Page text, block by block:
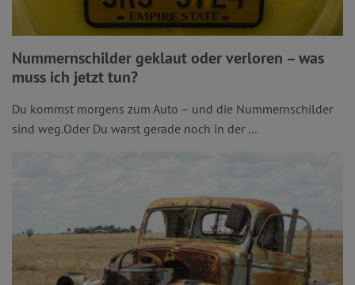
Nummernschilder geklaut oder verloren – was
muss ich jetzt tun?
Du kommst morgens zum Auto – und die Nummernschilder
sind weg.Oder Du warst gerade noch in der ...